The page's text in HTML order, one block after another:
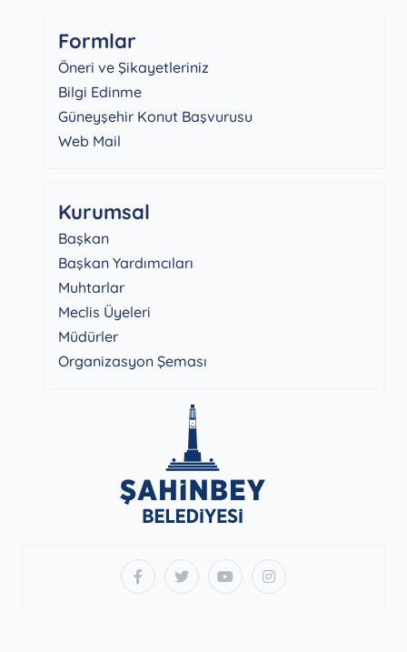
Formlar
Öneri ve Şikayetleriniz
Bilgi Edinme
Güneyşehir Konut Başvurusu
Web Mail
Kurumsal
Başkan
Başkan Yardımcıları
Muhtarlar
Meclis Üyeleri
Müdürler
Organizasyon Şeması